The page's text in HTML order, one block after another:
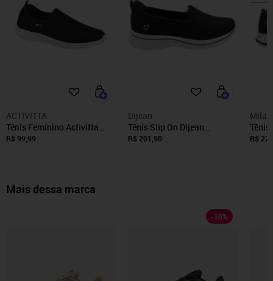
ACTIVITTA
Tênis Feminino Activitta
Casual Slip On
R$ 99,99
Dijean
Tênis Slip On Dijean
Conforto Macio Feminino
R$ 201,90
Mila
Tênis
R$
Mais dessa marca
-10%